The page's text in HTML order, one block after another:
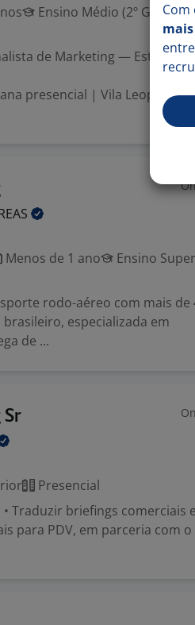
Ensino Médio (2º Grau)
de Marketing —
presencial | Vila Leopoldina
Menos de 1 ano
Ensino
rodo-aéreo com mais de
especializada em
de ...
Sr
Presencial
Traduzir briefings comerciais
para PDV, em parceria com o
Com